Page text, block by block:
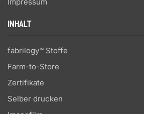
INHALT
fabrilogy™ Stoffe
Farm-to-Store
Zertifikate
Selber drucken